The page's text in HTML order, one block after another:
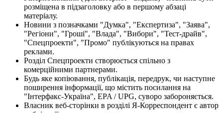
розміщена в підзаголовку або в першому абзаці
матеріалу.
Новини з позначками "Думка", "Експертиза", "Заява",
"Регіони", "Гроші", "Влада", "Вибори", "Тест-драйв",
"Спецпроекти", "Промо" публікуються на правах
реклами.
Розділ Спецпроекти створюється спільно з
комерційними партнерами.
Будь яке копіювання, публікація, передрук, чи наступне
поширення інформації, що містить посилання на
"Інтерфакс-Україна", EPA / UPG, суворо забороняється.
Власник веб-сторінки в розділі Я-Корреспондент є автор